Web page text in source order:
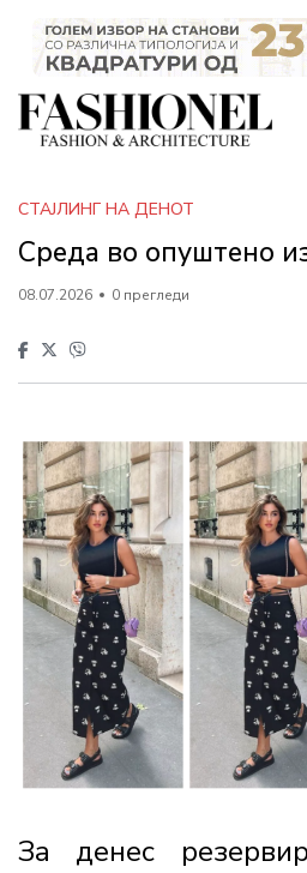
СТАЈЛИНГ НА ДЕНОТ
Среда во опуштено
08.07.2026 0 прегледи
За денес